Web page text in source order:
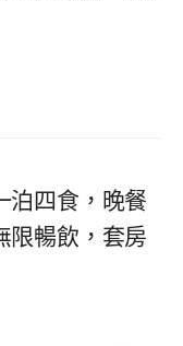
泊四食，晚餐
限暢飲，套房